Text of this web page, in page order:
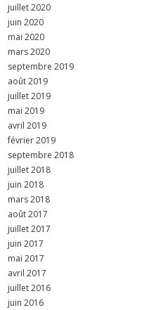
juillet 2020
juin 2020
mai 2020
mars 2020
septembre 2019
août 2019
juillet 2019
mai 2019
avril 2019
février 2019
septembre 2018
juillet 2018
juin 2018
mars 2018
août 2017
juillet 2017
juin 2017
mai 2017
avril 2017
juillet 2016
juin 2016